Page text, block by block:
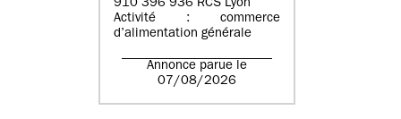
910 396 936 RCS Lyon
Activité : commerce
d’alimentation générale
Annonce parue le
07/08/2026